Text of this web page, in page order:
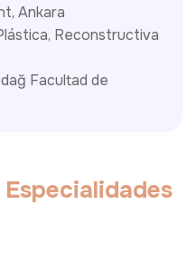
Ankara
Reconstructiva
Facultad de
Especialidades